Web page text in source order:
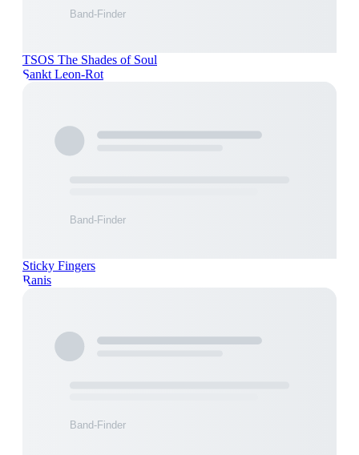
TSOS The Shades of Soul
Sankt Leon-Rot
Sticky Fingers
Ranis